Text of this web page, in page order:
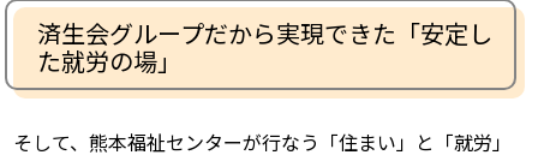
済生会グループだから実現できた「安定し
た就労の場」
そして、熊本福祉センターが行なう「住まい」と「就労」